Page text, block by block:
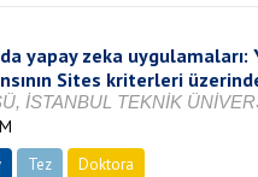
yapay zeka
Sites kriterleri
İSTANBUL TEKNİK
Tez Doktora